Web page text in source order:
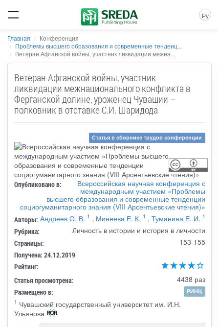
Ру
Главная
Конференция
Проблемы высшего образования и современные тенденц...
Ветеран Афганской войны, участник ликвидации межна...
Ветеран Афганской войны, участник
ликвидации межнационального конфликта в
Ферганской долине, уроженец Чувашии –
полковник в отставке С.И. Шаридода
Статья в сборнике трудов конференции
Опубликовано в:
Всероссийская научная конференция с
международным участием «Проблемы
высшего образования и современные тенденции
социогуманитарного знания (VIII Арсентьевские чтения)»
Авторы: Андреев О. В. 1 , Минеева Е. К. 1 , Туманина Е. И. 1
Рубрика: Личность в истории и история в личности
Страницы: 153-155
Получена: 24.12.2019
Рейтинг:
Статья просмотрена:
4438 раз
Размещено в:
РИНЦ
1 Чувашский государственный университет им. И.Н.
Ульянова